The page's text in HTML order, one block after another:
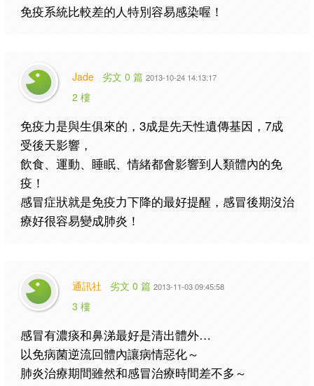
免疫系統比較差的人特別容易感染喔！
Jade 劣文 0 篇 2013-10-24 14:13:17
2 樓
免疫力是與生俱來的，3成是先天性遺傳基因，7成
受後天影響，
飲食、運動、睡眠、情緒都會影響到人類體內的免
疫！
感冒症狀就是免疫力下降的最好提醒，感冒後期沒治
療好很容易變成肺炎！
通訊社 劣文 0 篇 2013-11-03 09:45:58
3 樓
感冒有濃痰和鼻涕最好是清出體外…
以免病菌逆流回體內讓病情惡化～
肺炎治療期間雖然和感冒治療時間差不多～